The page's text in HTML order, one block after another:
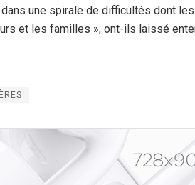
une spirale de difficultés dont
et les familles », ont-ils laissé